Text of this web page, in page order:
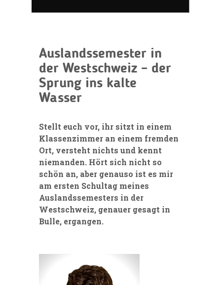
Auslandssemester in
der Westschweiz – der
Sprung ins kalte
Wasser
Stellt euch vor, ihr sitzt in einem
Klassenzimmer an einem fremden
Ort, versteht nichts und kennt
niemanden. Hört sich nicht so
schön an, aber genauso ist es mir
am ersten Schultag meines
Auslandssemesters in der
Westschweiz, genauer gesagt in
Bulle, ergangen.